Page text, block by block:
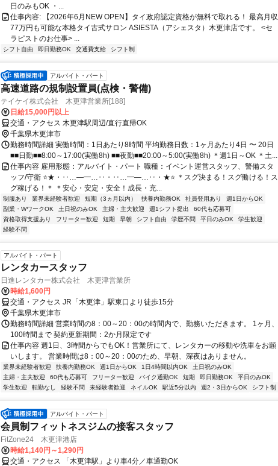
日のみもOK ・...
仕事内容: 【2026年6月NEW OPEN】タイ政府認定資格が無料で取れる！ 最高月収
77万円も可能な本格タイ古式サロン ASIESTA（アシェスタ）木更津店です。 <セ
ラピストのお仕事> ...
シフト自由 即日勤務OK 交通費支給 シフト制
アルバイト・パート
高速道路の規制設置員(点検・警備)
テイケイ株式会社 木更津営業所[188]
日給15,000円以上
交通・アクセス 木更津駅周辺/直行直帰OK
千葉県木更津市
勤務時間詳細 実働時間：1日あたり8時間 平均勤務日数：1ヶ月あたり4日 〜 20日
■■日勤■■8:00～17:00(実働8h) ■■夜勤■■20:00～5:00(実働8h) ＊週1日～OK ＊土...
仕事内容 雇用形態：アルバイト・パート 職種：イベント運営スタッフ、警備スタ
ッフ/守衛 ⭐★・‥…―━…‥・‥…━―…‥・★⭐ ＊スグ決まる！スグ働ける！ス
グ稼げる！＊ ＊安心・安定・安全！成長・充...
制服あり 業界未経験者歓迎 短期（3ヵ月以内） 扶養内勤務OK 社員登用あり
週1日からOK
副業・WワークOK
土日祝のみOK 主婦・主夫歓迎 週1シフト提出
60代も応募可
資格取得支援あり
フリーター歓迎 短期 早朝 シフト自由 学歴不問 平日のみOK
学生歓迎
経験不問
アルバイト・パート
レンタカースタッフ
日進レンタカー株式会社 木更津営業所
時給1,600円
交通・アクセス JR「木更津」駅東口より徒歩15分
千葉県木更津市
勤務時間詳細 営業時間の8：00～20：00の時間内で、勤務いただきます。 1ヶ月、
100時間まで 契約更新期間：2か月限定です
仕事内容 週1日、3時間からでもOK！営業所にて、レンタカーの移動や洗車をお願
いします。 営業時間は8：00～20：00のため、早朝、深夜はありません。
業界未経験者歓迎 扶養内勤務OK 週1日からOK 1日4時間以内OK
土日祝のみOK
主婦・主夫歓迎
60代も応募可 フリーター歓迎 バイク通勤OK 短期 即日勤務OK
平日のみOK
学生歓迎
転勤なし 経験不問 未経験者歓迎 ネイルOK 駅近5分以内 週2・3日からOK シフト制
アルバイト・パート
会員制フィットネスジムの接客スタッフ
FitZone24 木更津港店
時給1,140円～1,290円
交通・アクセス 「木更津駅」より車4分／車通勤OK